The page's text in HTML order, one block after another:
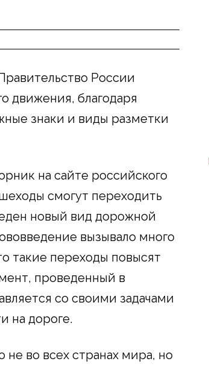
России
движения, благодаря
знаки и виды разметки
на сайте российского
смогут переходить
новый вид дорожной
вызывало много
такие переходы повысят
проведенный в
со своими задачами
на дороге.
не во всех странах мира, но